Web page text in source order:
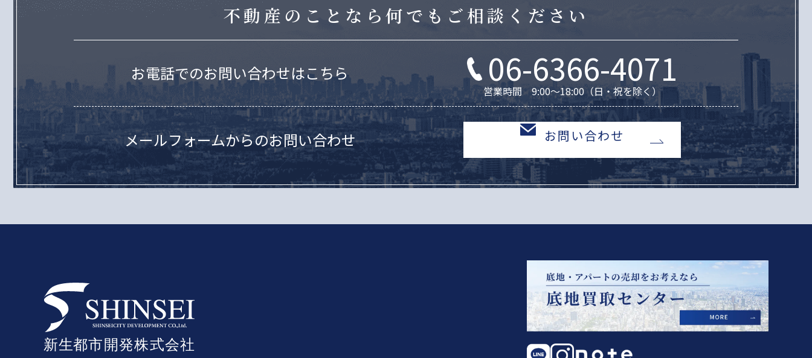
不動産のことなら何でもご相談ください
お電話でのお問い合わせはこちら 06-6366-4071
営業時間 9:00～18:00（日・祝を除く）
メールフォームからのお問い合わせ お問い合わせ